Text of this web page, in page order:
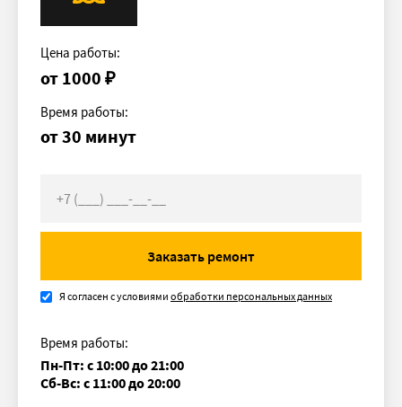
Цена работы:
от 1000 ₽
Время работы:
от 30 минут
Заказать ремонт
Я согласен с условиями обработки персональных данных
Время работы:
Пн-Пт: с 10:00 до 21:00
Сб-Вс: с 11:00 до 20:00